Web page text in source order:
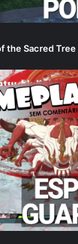
the Sacred Tree